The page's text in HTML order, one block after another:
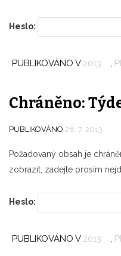
Heslo:
PUBLIKOVÁNO V 2013 ,
Chráněno:
PUBLIKOVÁNO 28. 7. 2013
Požadovaný obsah je
zobrazit, zadejte prosím
Heslo:
PUBLIKOVÁNO V 2013 ,